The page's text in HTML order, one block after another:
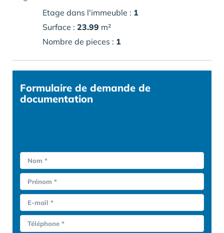
Etage dans l'immeuble : 1
Surface : 23.99 m²
Nombre de pieces : 1
Formulaire de demande de
documentation
Nom *
Prénom *
E-mail *
Téléphone *